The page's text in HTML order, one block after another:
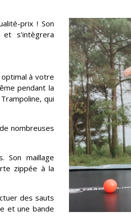
prix ! Son
s’intègrera
à votre
pendant la
qui
nombreuses
Son maillage
zippée à la
des sauts
et une bande